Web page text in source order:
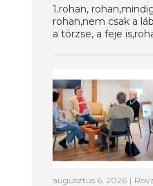
1.rohan,
rohan,nem csak a
a törzse, a feje
augusztus 6, 2026 |